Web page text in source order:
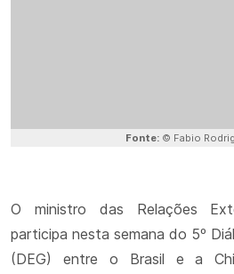
Fonte: © Fabio
O ministro das Relações
participa nesta semana do 5º
(DEG) entre o Brasil e a